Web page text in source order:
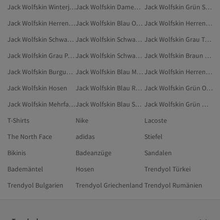
Jack Wolfskin Winterjacken
Jack Wolfskin Damen Kleidung
Jack Wolfskin Grün Sportbekleidung
Jack Wolfskin Herren Hosen
Jack Wolfskin Blau Outdoor
Jack Wolfskin Herren Winterjacken
Jack Wolfskin Schwarz Sportbekleidung
Jack Wolfskin Schwarz Winterjacken
Jack Wolfskin Grau T-Shirts
Jack Wolfskin Grau Parkas
Jack Wolfskin Schwarz Mantel
Jack Wolfskin Braun Parkas
Jack Wolfskin Burgundrot Kleidung
Jack Wolfskin Blau Mantel
Jack Wolfskin Herren Sportmantel
Jack Wolfskin Hosen
Jack Wolfskin Blau Regenmäntel
Jack Wolfskin Grün Outdoor
Jack Wolfskin Mehrfarbig Winterjacken
Jack Wolfskin Blau Sport & Outdoors
Jack Wolfskin Grün Winterjacken
T-Shirts
Nike
Lacoste
The North Face
adidas
Stiefel
Bikinis
Badeanzüge
Sandalen
Bademäntel
Hosen
Trendyol Türkei
Trendyol Bulgarien
Trendyol Griechenland Trendyol Rumänien